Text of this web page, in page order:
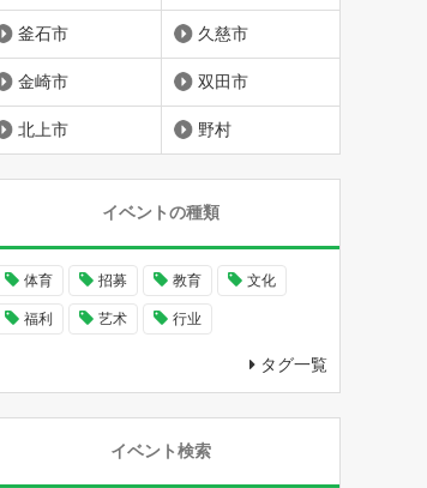
釜石市 久慈市
金崎市 双田市
北上市 野村
イベントの種類
体育 招募 教育 文化
福利 艺术 行业
タグ一覧
イベント検索